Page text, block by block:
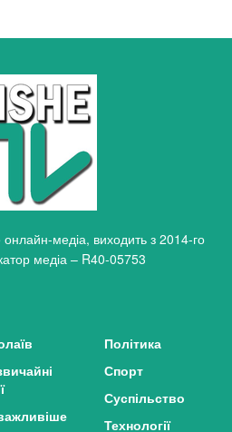
медіа, виходить з 2014-го
медіа – R40-05753
Політика
Спорт
Суспільство
Технології